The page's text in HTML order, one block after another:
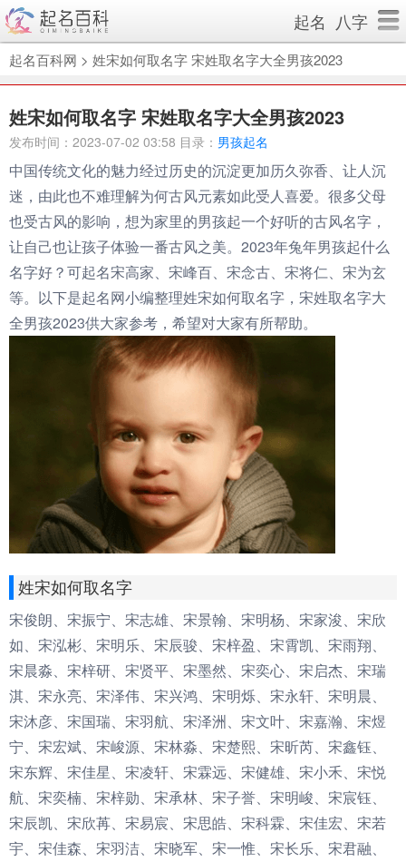
起名 八字
起名百科网 > 姓宋如何取名字 宋姓取名字大全男孩2023
姓宋如何取名字 宋姓取名字大全男孩2023
发布时间：2023-07-02 03:58 目录： 男孩起名
中国传统文化的魅力经过历史的沉淀更加历久弥香、让人沉
迷，由此也不难理解为何古风元素如此受人喜爱。很多父母
也受古风的影响，想为家里的男孩起一个好听的古风名字，
让自己也让孩子体验一番古风之美。2023年兔年男孩起什么
名字好？可起名宋高家、宋峰百、宋念古、宋将仁、宋为玄
等。以下是起名网小编整理姓宋如何取名字，宋姓取名字大
全男孩2023供大家参考，希望对大家有所帮助。
姓宋如何取名字
宋俊朗、宋振宁、宋志雄、宋景翰、宋明杨、宋家浚、宋欣
如、宋泓彬、宋明乐、宋辰骏、宋梓盈、宋霄凯、宋雨翔、
宋晨淼、宋梓研、宋贤平、宋墨然、宋奕心、宋启杰、宋瑞
淇、宋永亮、宋泽伟、宋兴鸿、宋明烁、宋永轩、宋明晨、
宋沐彦、宋国瑞、宋羽航、宋泽洲、宋文叶、宋嘉瀚、宋煜
宁、宋宏斌、宋峻源、宋林淼、宋楚熙、宋昕芮、宋鑫钰、
宋东辉、宋佳星、宋凌轩、宋霖远、宋健雄、宋小禾、宋悦
航、宋奕楠、宋梓勋、宋承林、宋子誉、宋明峻、宋宸钰、
宋辰凯、宋欣苒、宋易宸、宋思皓、宋科霖、宋佳宏、宋若
宇、宋佳森、宋羽洁、宋晓军、宋一惟、宋长乐、宋君融、